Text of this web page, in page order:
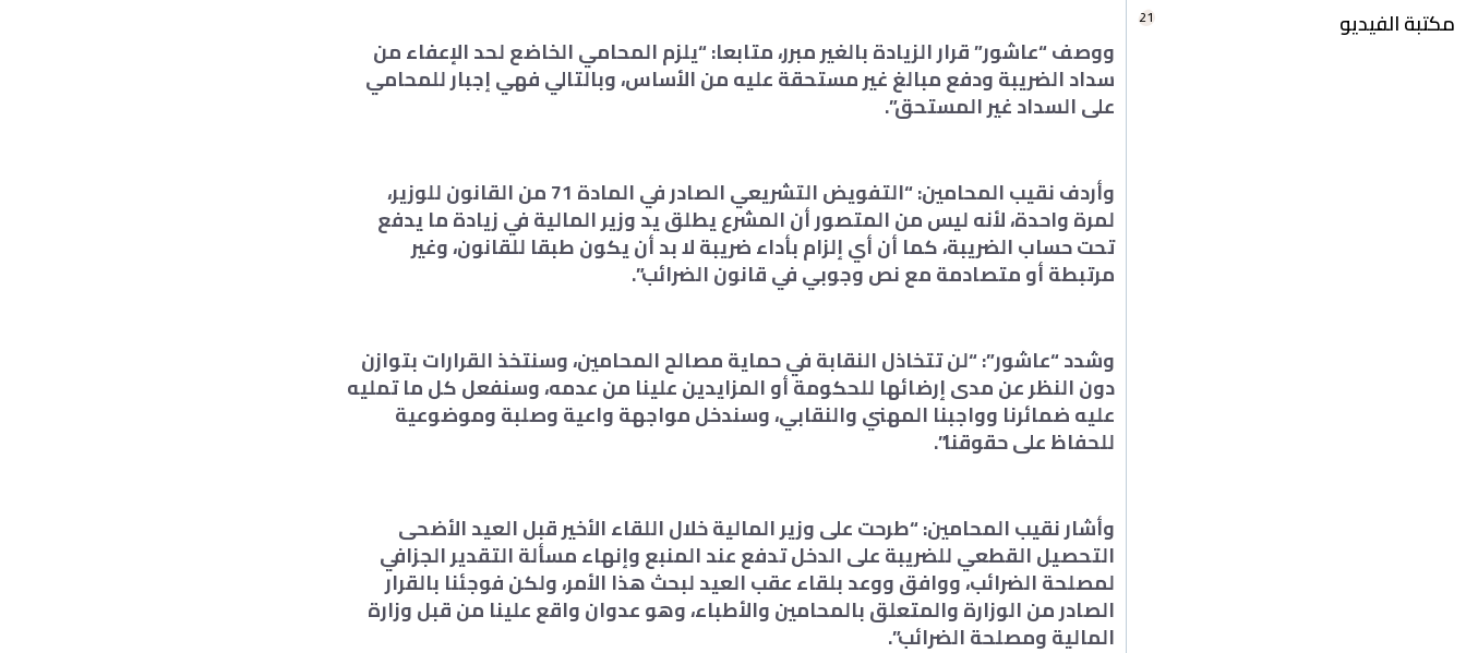
مكتبة الفيديو 21
ووصف “عاشور” قرار الزيادة بالغير مبرر، متابعا: “يلزم المحامي الخاضع لحد الإعفاء من
سداد الضريبة ودفع مبالغ غير مستحقة عليه من الأساس، وبالتالي فهي إجبار للمحامي
على السداد غير المستحق”.
وأردف نقيب المحامين: “التفويض التشريعي الصادر في المادة 71 من القانون للوزير،
لمرة واحدة، لأنه ليس من المتصور أن المشرع يطلق يد وزير المالية في زيادة ما يدفع
تحت حساب الضريبة، كما أن أي إلزام بأداء ضريبة لا بد أن يكون طبقا للقانون، وغير
مرتبطة أو متصادمة مع نص وجوبي في قانون الضرائب”.
وشدد “عاشور”: “لن تتخاذل النقابة في حماية مصالح المحامين، وسنتخذ القرارات بتوازن
دون النظر عن مدى إرضائها للحكومة أو المزايدين علينا من عدمه، وسنفعل كل ما تمليه
عليه ضمائرنا وواجبنا المهني والنقابي، وسندخل مواجهة واعية وصلبة وموضوعية
للحفاظ على حقوقنا”.
وأشار نقيب المحامين: “طرحت على وزير المالية خلال اللقاء الأخير قبل العيد الأضحى
التحصيل القطعي للضريبة على الدخل تدفع عند المنبع وإنهاء مسألة التقدير الجزافي
لمصلحة الضرائب، ووافق ووعد بلقاء عقب العيد لبحث هذا الأمر، ولكن فوجئنا بالقرار
الصادر من الوزارة والمتعلق بالمحامين والأطباء، وهو عدوان واقع علينا من قبل وزارة
المالية ومصلحة الضرائب”.